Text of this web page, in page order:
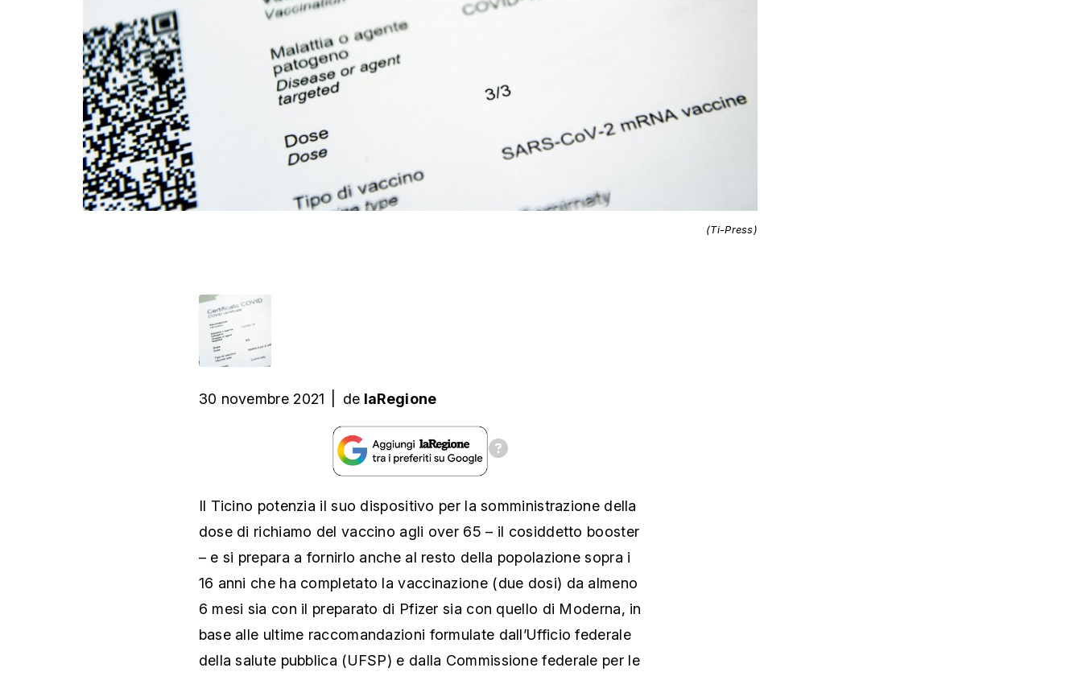
(Ti-Press)
30 novembre 2021 de laRegione
Il Ticino potenzia il suo dispositivo per la somministrazione della
dose di richiamo del vaccino agli over 65 – il cosiddetto booster
– e si prepara a fornirlo anche al resto della popolazione sopra i
16 anni che ha completato la vaccinazione (due dosi) da almeno
6 mesi sia con il preparato di Pfizer sia con quello di Moderna, in
base alle ultime raccomandazioni formulate dall’Ufficio federale
della salute pubblica (UFSP) e dalla Commissione federale per le